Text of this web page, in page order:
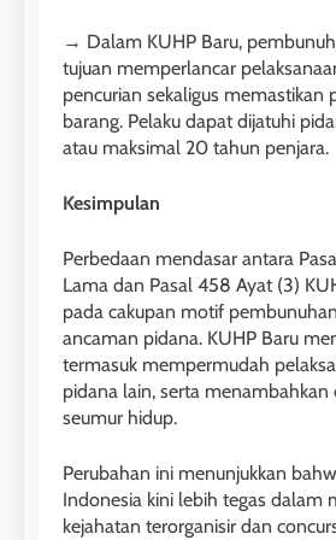
→ Dalam KUHP Baru,
tujuan memperlancar
pencurian sekaligus memastikan
barang. Pelaku dapat dijatuhi
atau maksimal 20 tahun penjara.
Kesimpulan
Perbedaan mendasar antara
Lama dan Pasal 458 Ayat (3)
pada cakupan motif
ancaman pidana. KUHP Baru
termasuk mempermudah
pidana lain, serta menambahkan
seumur hidup.
Perubahan ini menunjukkan
Indonesia kini lebih tegas dalam
kejahatan terorganisir dan